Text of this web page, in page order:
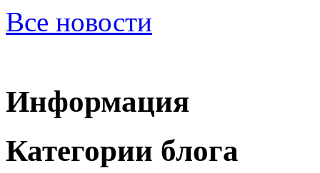
Все новости
Информация
Категории блога